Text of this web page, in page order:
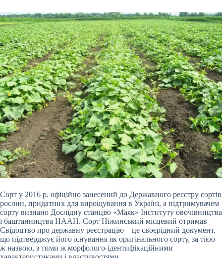
Сорт у 2016 р. офіційно занесений до Державного реєстру сортів
рослин, придатних для вирощування в Україні, а підтримувачем
сорту визнано Дослідну станцію «Маяк» Інституту овочівництва
і баштанництва НААН. Сорт Ніжинський місцевий отримав
Свідоцтво про державну реєстрацію – це своєрідний документ,
що підтверджує його існування як оригінального сорту, за тією
ж назвою, з тими ж морфолого-ідентифікаційними